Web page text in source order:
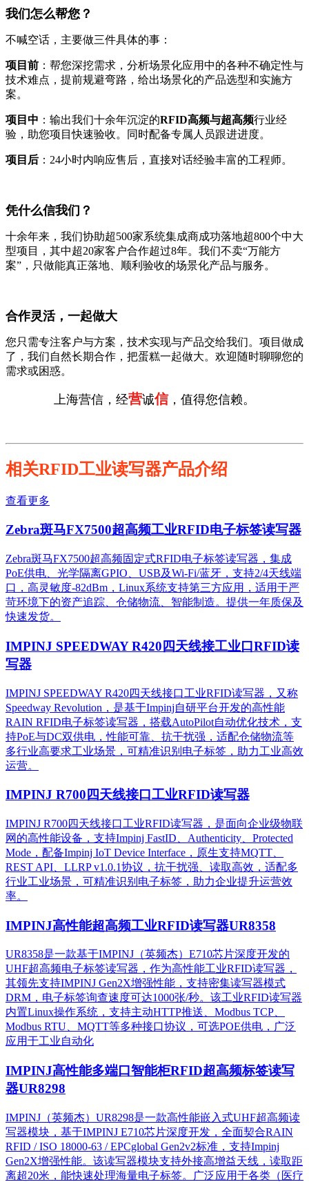
我们怎么帮您？
不喊空话，主要做三件具体的事：
项目前 ：帮您深挖需求，分析场景化应用中的各种不确定性与
技术难点，提前规避弯路，给出场景化的产品选型和实施方
案。
项目中 ：输出我们十余年沉淀的RFID高频与超高频行业经
验，助您项目快速验收。同时配备专属人员跟进进度。
项目后 ：24小时内响应售后，直接对话经验丰富的工程师。
凭什么信我们？
十余年来，我们协助超500家系统集成商成功落地超800个中大
型项目，其中超20家客户合作超过8年。我们不卖“万能方
案”，只做能真正落地、顺利验收的场景化产品与服务。
合作灵活，一起做大
您只需专注客户与方案，技术实现与产品交给我们。项目做成
了，我们自然长期合作，把蛋糕一起做大。欢迎随时聊聊您的
需求或困惑。
上海营信，经营诚信，值得您信赖。
相关RFID工业读写器产品介绍
查看更多
Zebra斑马FX7500超高频工业RFID电子标签读写器
Zebra斑马FX7500超高频固定式RFID电子标签读写器，集成
PoE供电、光学隔离GPIO、USB及Wi-Fi/蓝牙，支持2/4天线端
口，高灵敏度-82dBm，Linux系统支持第三方应用，适用于严
苛环境下的资产追踪、仓储物流、智能制造。提供一年质保及
快速发货。
IMPINJ SPEEDWAY R420四天线接工业口RFID读
写器
IMPINJ SPEEDWAY R420四天线接口工业RFID读写器，又称
Speedway Revolution，是基于Impinj自研平台开发的高性能
RAIN RFID电子标签读写器，搭载AutoPilot自动优化技术，支
持PoE与DC双供电，性能可靠、抗干扰强，适配仓储物流等
多行业高要求工业场景，可精准识别电子标签，助力工业高效
运营。​
IMPINJ R700四天线接口工业RFID读写器
IMPINJ R700四天线接口工业RFID读写器，是面向企业级物联
网的高性能设备，支持Impinj FastID、Authenticity、Protected
Mode，配备Impinj IoT Device Interface，原生支持MQTT、
REST API、LLRP v1.0.1协议，抗干扰强、读取高效，适配多
行业工业场景，可精准识别电子标签，助力企业提升运营效
率。
IMPINJ高性能超高频工业RFID读写器UR8358
UR8358是一款基于IMPINJ（英频杰）E710芯片深度开发的
UHF超高频电子标签读写器，作为高性能工业RFID读写器，
其领先支持IMPINJ Gen2X增强性能，支持密集读写器模式
DRM，电子标签询查速度可达1000张/秒。该工业RFID读写器
内置Linux操作系统，支持主动HTTP推送、Modbus TCP、
Modbus RTU、MQTT等多种接口协议，可选POE供电，广泛
应用于工业自动化
IMPINJ高性能多端口智能柜RFID超高频标签读写
器UR8298
IMPINJ（英频杰）UR8298是一款高性能嵌入式UHF超高频读
写器模块，基于IMPINJ E710芯片深度开发，全面契合RAIN
RFID / ISO 18000-63 / EPCglobal Gen2v2标准，支持Impinj
Gen2X增强性能。该读写器模块支持外接高增益天线，读取距
离超20米，能快速处理海量电子标签。广泛应用于各类（医疗